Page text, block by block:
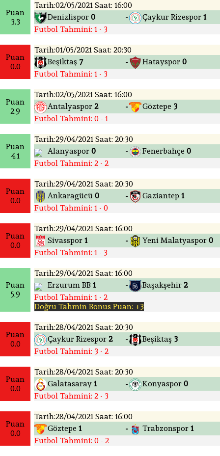
Puan
3.3
Tarih:02/05/2021 Saat: 16:00
Denizlispor 0 - Çaykur Rizespor 1
Futbol Tahmini: 1 - 3
Puan
0.0
Tarih:01/05/2021 Saat: 20:30
Beşiktaş 7 - Hatayspor 0
Futbol Tahmini: 1 - 3
Puan
2.9
Tarih:02/05/2021 Saat: 16:00
Antalyaspor 2 - Göztepe 3
Futbol Tahmini: 0 - 1
Puan
4.1
Tarih:29/04/2021 Saat: 20:30
Alanyaspor 0 - Fenerbahçe 0
Futbol Tahmini: 2 - 2
Puan
0.0
Tarih:29/04/2021 Saat: 20:30
Ankaragücü 0 - Gaziantep 1
Futbol Tahmini: 1 - 0
Puan
0.0
Tarih:29/04/2021 Saat: 16:00
Sivasspor 1 - Yeni Malatyaspor 0
Futbol Tahmini: 1 - 3
Puan
5.9
Tarih:29/04/2021 Saat: 16:00
Erzurum BB 1 - Başakşehir 2
Futbol Tahmini: 1 - 2
Doğru Tahmin Bonus Puan: +3
Puan
0.0
Tarih:28/04/2021 Saat: 20:30
Çaykur Rizespor 2 - Beşiktaş 3
Futbol Tahmini: 3 - 2
Puan
0.0
Tarih:28/04/2021 Saat: 20:30
Galatasaray 1 - Konyaspor 0
Futbol Tahmini: 2 - 3
Puan
0.0
Tarih:28/04/2021 Saat: 16:00
Göztepe 1 - Trabzonspor 1
Futbol Tahmini: 0 - 2